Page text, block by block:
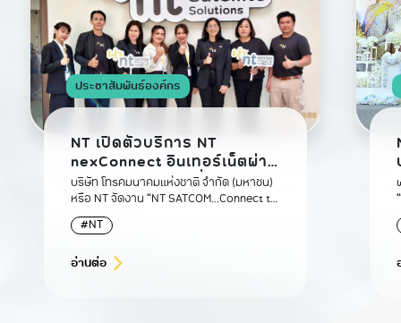
ประชาสัมพันธ์องค์กร
NT เปิดตัวบริการ NT
nexConnect อินเทอร์เน็ตผ่าน
ดาวเทียมวงโคจรต่ำ OneWeb
บริษัท โทรคมนาคมแห่งชาติ จำกัด (มหาชน)
หรือ NT จัดงาน “NT SATCOM...Connect to
the NEXT" เปิดตัวบริการอินเทอร์เน็ต
บรอดแบนด์ “NT nexConnect”
#NT
อ่านต่อ